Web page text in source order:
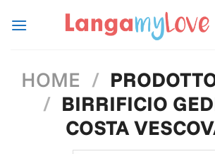
HOME /
/ BIRRIFICIO
COSTA